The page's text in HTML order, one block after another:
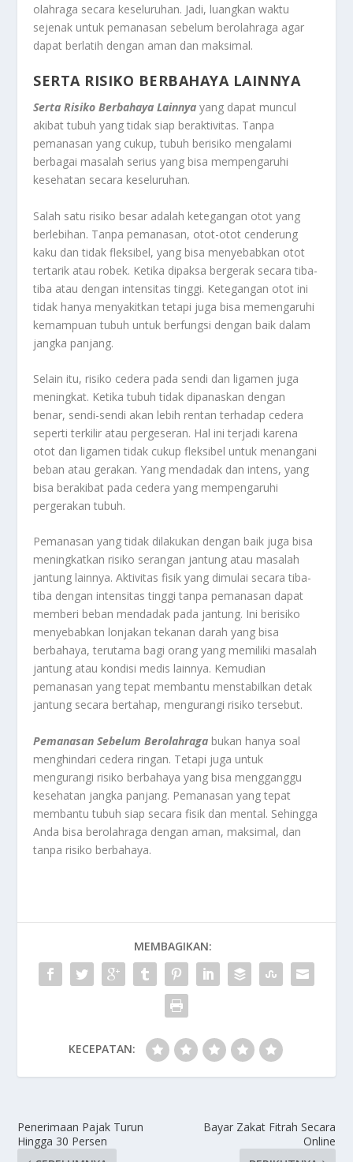
olahraga secara keseluruhan. Jadi, luangkan waktu
sejenak untuk pemanasan sebelum berolahraga agar
dapat berlatih dengan aman dan maksimal.
SERTA RISIKO BERBAHAYA LAINNYA
Serta Risiko Berbahaya Lainnya yang dapat muncul
akibat tubuh yang tidak siap beraktivitas. Tanpa
pemanasan yang cukup, tubuh berisiko mengalami
berbagai masalah serius yang bisa mempengaruhi
kesehatan secara keseluruhan.
Salah satu risiko besar adalah ketegangan otot yang
berlebihan. Tanpa pemanasan, otot-otot cenderung
kaku dan tidak fleksibel, yang bisa menyebabkan otot
tertarik atau robek. Ketika dipaksa bergerak secara tiba-
tiba atau dengan intensitas tinggi. Ketegangan otot ini
tidak hanya menyakitkan tetapi juga bisa memengaruhi
kemampuan tubuh untuk berfungsi dengan baik dalam
jangka panjang.
Selain itu, risiko cedera pada sendi dan ligamen juga
meningkat. Ketika tubuh tidak dipanaskan dengan
benar, sendi-sendi akan lebih rentan terhadap cedera
seperti terkilir atau pergeseran. Hal ini terjadi karena
otot dan ligamen tidak cukup fleksibel untuk menangani
beban atau gerakan. Yang mendadak dan intens, yang
bisa berakibat pada cedera yang mempengaruhi
pergerakan tubuh.
Pemanasan yang tidak dilakukan dengan baik juga bisa
meningkatkan risiko serangan jantung atau masalah
jantung lainnya. Aktivitas fisik yang dimulai secara tiba-
tiba dengan intensitas tinggi tanpa pemanasan dapat
memberi beban mendadak pada jantung. Ini berisiko
menyebabkan lonjakan tekanan darah yang bisa
berbahaya, terutama bagi orang yang memiliki masalah
jantung atau kondisi medis lainnya. Kemudian
pemanasan yang tepat membantu menstabilkan detak
jantung secara bertahap, mengurangi risiko tersebut.
Pemanasan Sebelum Berolahraga bukan hanya soal
menghindari cedera ringan. Tetapi juga untuk
mengurangi risiko berbahaya yang bisa mengganggu
kesehatan jangka panjang. Pemanasan yang tepat
membantu tubuh siap secara fisik dan mental. Sehingga
Anda bisa berolahraga dengan aman, maksimal, dan
tanpa risiko berbahaya.
MEMBAGIKAN:
KECEPATAN:
Penerimaan Pajak Turun
Hingga 30 Persen
Bayar Zakat Fitrah Secara
Online